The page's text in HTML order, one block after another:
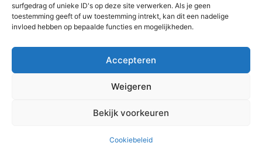
surfgedrag of unieke ID's op deze site verwerken. Als je geen
toestemming geeft of uw toestemming intrekt, kan dit een nadelige
invloed hebben op bepaalde functies en mogelijkheden.
Accepteren
Weigeren
Bekijk voorkeuren
Cookiebeleid
De best gelezen stukken op een rij
Ontdek de charme van een swingersclub in België
Voor keukens op maat in Antwerpen moet je hier zijn
Nagelproducten in de groothandel
Industriële elektriciteit: een complex veld
Achat d'une arme de collection : ne manquez pas les